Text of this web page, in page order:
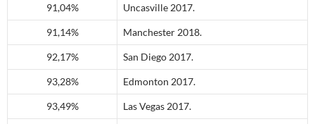
91,04% Uncasville 2017.
91,14% Manchester 2018.
92,17% San Diego 2017.
93,28% Edmonton 2017.
93,49% Las Vegas 2017.